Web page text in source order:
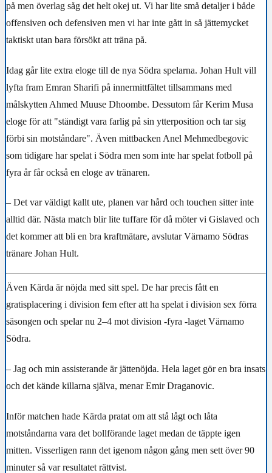
på men överlag såg det helt okej ut. Vi har lite små detaljer i både
offensiven och defensiven men vi har inte gått in så jättemycket
taktiskt utan bara försökt att träna på.
Idag går lite extra eloge till de nya Södra spelarna. Johan Hult vill
lyfta fram Emran Sharifi på innermittfältet tillsammans med
målskytten Ahmed Muuse Dhoombe. Dessutom får Kerim Musa
eloge för att "ständigt vara farlig på sin ytterposition och tar sig
förbi sin motståndare". Även mittbacken Anel Mehmedbegovic
som tidigare har spelat i Södra men som inte har spelat fotboll på
fyra år får också en eloge av tränaren.
– Det var väldigt kallt ute, planen var hård och touchen sitter inte
alltid där. Nästa match blir lite tuffare för då möter vi Gislaved och
det kommer att bli en bra kraftmätare, avslutar Värnamo Södras
tränare Johan Hult.
Även Kärda är nöjda med sitt spel. De har precis fått en
gratisplacering i division fem efter att ha spelat i division sex förra
säsongen och spelar nu 2–4 mot division -fyra -laget Värnamo
Södra.
– Jag och min assisterande är jättenöjda. Hela laget gör en bra insats
och det kände killarna själva, menar Emir Draganovic.
Inför matchen hade Kärda pratat om att stå lågt och låta
motståndarna vara det bollförande laget medan de täppte igen
mitten. Visserligen rann det igenom någon gång men sett över 90
minuter så var resultatet rättvist.